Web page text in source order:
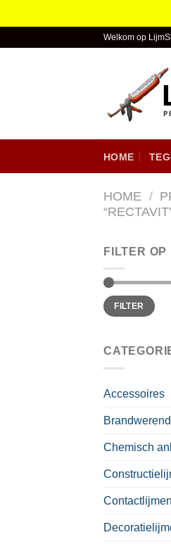
Welkom op
HOME
HOME /
FILTER OP
FILTER
Accessoires
Chemisch
Contactlijmen